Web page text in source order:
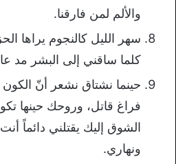
والألم لمن فارقنا.
سهر الليل كالنجوم يراها
كلما ساقني إلى البشر مد
حينما نشتاق نشعر أنّ
فراغ قاتل، وروحك حينها
الشوق إليك يقتلني دائماً
ونهاري.